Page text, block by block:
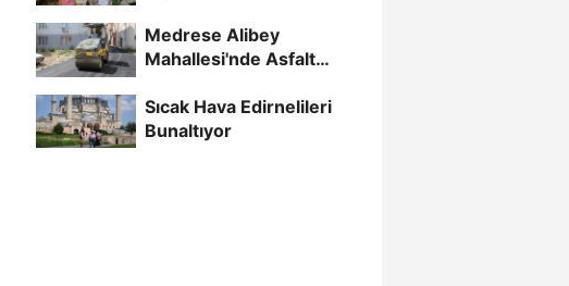
Medrese Alibey
Mahallesi'nde Asfalt
Sıcak Hava Edirnelileri
Bunaltıyor